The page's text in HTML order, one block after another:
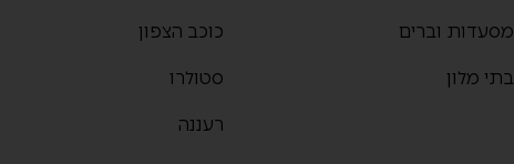
מסעדות וברים
בתי מלון
כוכב הצפון
סטולרו
רעננה